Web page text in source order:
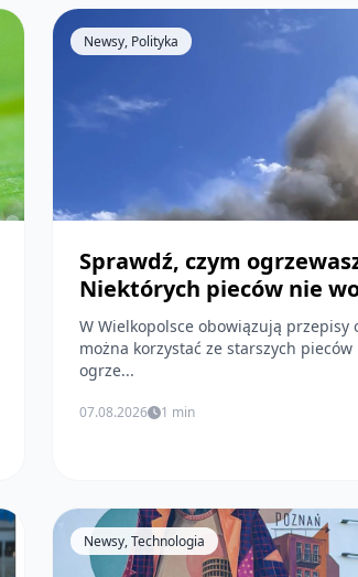
Newsy, Polityka
Sprawdź, czym
Niektórych pieców nie
W Wielkopolsce obowiązują przepisy
można korzystać ze starszych
ogrze...
07.08.2026 1 min
Newsy, Technologia